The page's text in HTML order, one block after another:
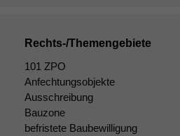
Rechts-/Themengebiete
101 ZPO
Anfechtungsobjekte
Ausschreibung
Bauzone
befristete Baubewilligung